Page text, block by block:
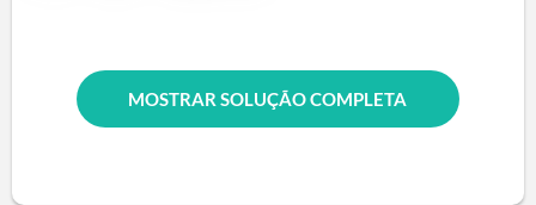
MOSTRAR SOLUÇÃO COMPLETA